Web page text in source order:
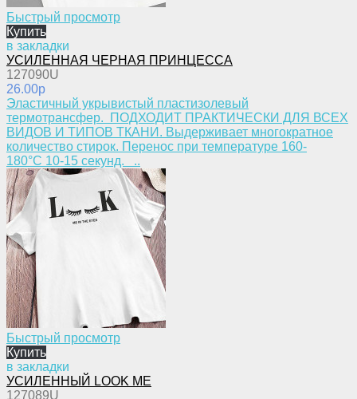
Быстрый просмотр
Купить
в закладки
УСИЛЕННАЯ ЧЕРНАЯ ПРИНЦЕССА
127090U
26.00p
Эластичный укрывистый пластизолевый
термотрансфер. ПОДХОДИТ ПРАКТИЧЕСКИ ДЛЯ ВСЕХ
ВИДОВ И ТИПОВ ТКАНИ. Выдерживает многократное
количество стирок. Перенос при температуре 160-
180°С 10-15 секунд. ..
Быстрый просмотр
Купить
в закладки
УСИЛЕННЫЙ LOOK ME
127089U